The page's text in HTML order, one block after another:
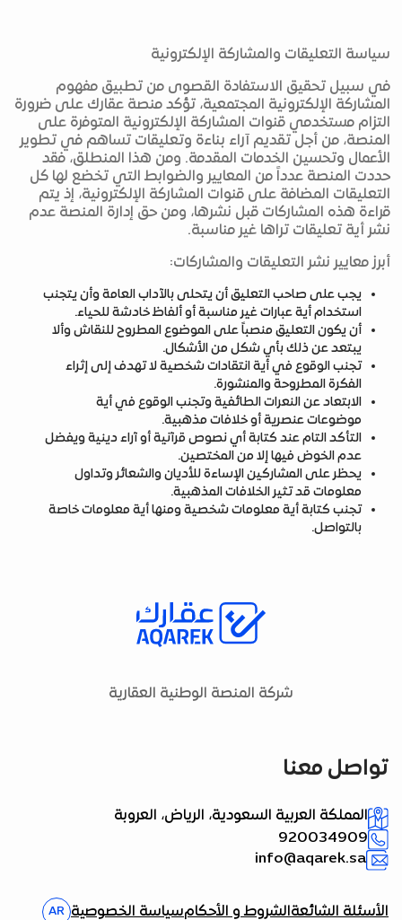
سياسة التعليقات والمشاركة الإلكترونية
في سبيل تحقيق الاستفادة القصوى من تطبيق مفهوم
المشاركة الإلكترونية المجتمعية، تؤكد منصة عقارك على ضرورة
التزام مستخدمي قنوات المشاركة الإلكترونية المتوفرة على
المنصة، من أجل تقديم آراء بناءة وتعليقات تساهم في تطوير
الأعمال وتحسين الخدمات المقدمة. ومن هذا المنطلق، فقد
حددت المنصة عدداً من المعايير والضوابط التي تخضع لها كل
التعليقات المضافة على قنوات المشاركة الإلكترونية، إذ يتم
قراءة هذه المشاركات قبل نشرها، ومن حق إدارة المنصة عدم
نشر أية تعليقات تراها غير مناسبة.
أبرز معايير نشر التعليقات والمشاركات:
يجب على صاحب التعليق أن يتحلى بالآداب العامة وأن يتجنب
استخدام أية عبارات غير مناسبة أو ألفاظ خادشة للحياء.
أن يكون التعليق منصباً على الموضوع المطروح للنقاش وألا
يبتعد عن ذلك بأي شكل من الأشكال.
تجنب الوقوع في أية انتقادات شخصية لا تهدف إلى إثراء
الفكرة المطروحة والمنشورة.
الابتعاد عن النعرات الطائفية وتجنب الوقوع في أية
موضوعات عنصرية أو خلافات مذهبية.
التأكد التام عند كتابة أي نصوص قرآنية أو آراء دينية ويفضل
عدم الخوض فيها إلا من المختصين.
يحظر على المشاركين الإساءة للأديان والشعائر وتداول
معلومات قد تثير الخلافات المذهبية.
تجنب كتابة أية معلومات شخصية ومنها أية معلومات خاصة
بالتواصل.
شركة المنصة الوطنية العقارية
تواصل معنا
المملكة العربية السعودية، الرياض، العروبة
920034909
info@aqarek.sa
الأسئلة الشائعةالشروط و الأحكامسياسة الخصوصية AR